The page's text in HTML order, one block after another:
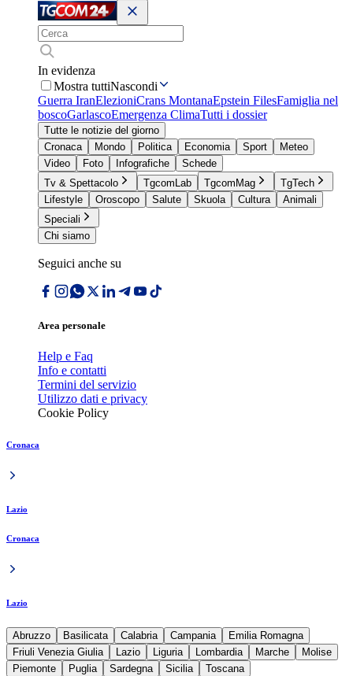
In evidenza
Mostra tuttiNascondi
Guerra IranElezioniCrans MontanaEpstein FilesFamiglia nel
boscoGarlascoEmergenza ClimaTutti i dossier
Tutte le notizie del giorno
Cronaca
Mondo Politica Economia Sport
Meteo
Video
Foto Infografiche
Schede
Tv & Spettacolo
TgcomLab TgcomMag
TgTech
Lifestyle
Oroscopo Salute Skuola Cultura
Animali
Speciali
Chi siamo
Seguici anche su
Area personale
Help e Faq
Info e contatti
Termini del servizio
Utilizzo dati e privacy
Cookie Policy
Cronaca
Lazio
Cronaca
Lazio
Abruzzo Basilicata Calabria Campania
Emilia Romagna
Friuli Venezia Giulia
Lazio Liguria Lombardia Marche
Molise
Piemonte
Puglia Sardegna Sicilia
Toscana